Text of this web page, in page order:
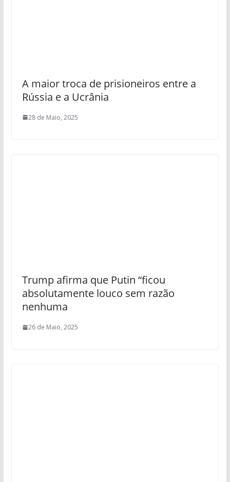
A maior troca de prisioneiros entre a
Rússia e a Ucrânia
28 de Maio, 2025
Trump afirma que Putin “ficou
absolutamente louco sem razão
nenhuma
26 de Maio, 2025